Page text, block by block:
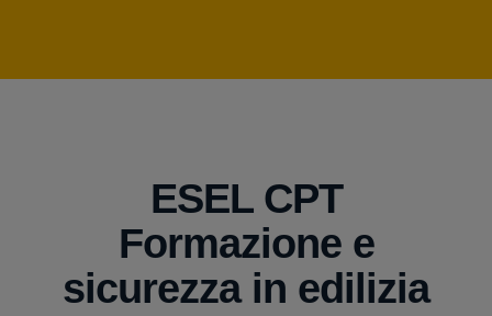
ESEL CPT
Formazione e
sicurezza in edilizia